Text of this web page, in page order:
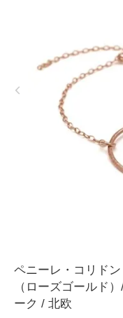
ペニーレ・コリド
（ローズゴールド
ーク / 北欧